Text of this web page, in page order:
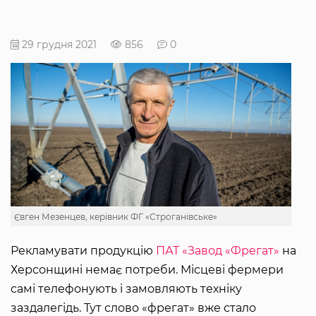
29 грудня 2021 856 0
Євген Мезенцев, керівник ФГ «Строганівське»
Рекламувати продукцію ПАТ «Завод «Фрегат» на
Херсонщині немає потреби. Місцеві фермери
самі телефонують і замовляють техніку
заздалегідь. Тут слово «фрегат» вже стало